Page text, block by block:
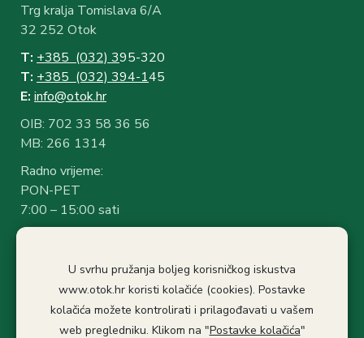
Trg kralja Tomislava 6/A
32 252 Otok
T: +385 (032) 395-320
T: +385 (032) 394-145
E: info@otok.hr
OIB: 702 33 58 36 56
MB: 266 1314
Radno vrijeme:
PON-PET
7:00 – 15:00 sati
Stanka: 10:30-11.00
Politika privatnosti
Izjava o pristupačnosti
U svrhu pružanja boljeg korisničkog iskustva
www.otok.hr koristi kolačiće (cookies). Postavke
kolačića možete kontrolirati i prilagođavati u vašem
web pregledniku. Klikom na "Postavke kolačića"